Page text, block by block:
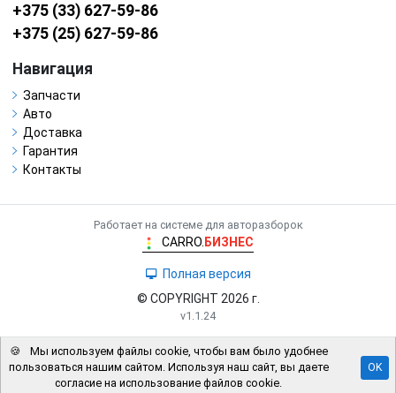
+375 (33) 627-59-86
+375 (25) 627-59-86
Навигация
Запчасти
Авто
Доставка
Гарантия
Контакты
Работает на системе для авторазборок
CARRO. БИЗНЕС
Полная версия
© COPYRIGHT 2026 г.
v1.1.24
🍪
Мы используем файлы cookie, чтобы вам было удобнее
пользоваться нашим сайтом. Используя наш сайт, вы даете
согласие на использование файлов cookie.
OK